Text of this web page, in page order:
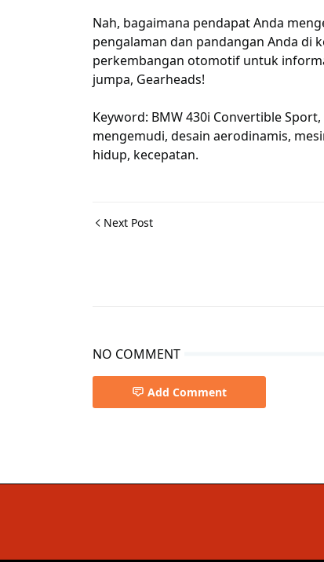
Nah, bagaimana pendapat Anda
pengalaman dan pandangan Anda di
perkembangan otomotif untuk
jumpa, Gearheads!
Keyword: BMW 430i Convertible
mengemudi, desain aerodinamis,
hidup, kecepatan.
Next Post
NO COMMENT
Add Comment